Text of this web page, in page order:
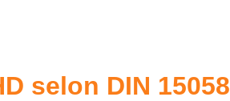
selon DIN 15058